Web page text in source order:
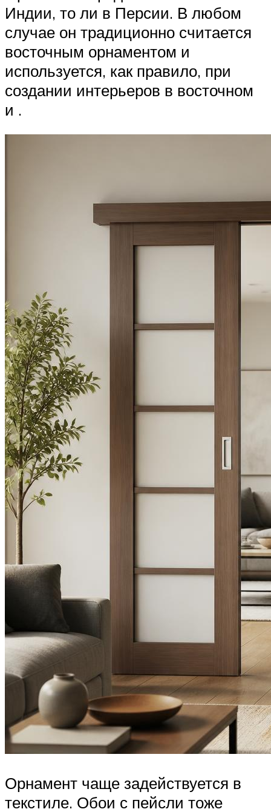
Индии, то ли в Персии. В любом
случае он традиционно считается
восточным орнаментом и
используется, как правило, при
создании интерьеров в восточном
и .
Орнамент чаще задействуется в
текстиле. Обои с пейсли тоже